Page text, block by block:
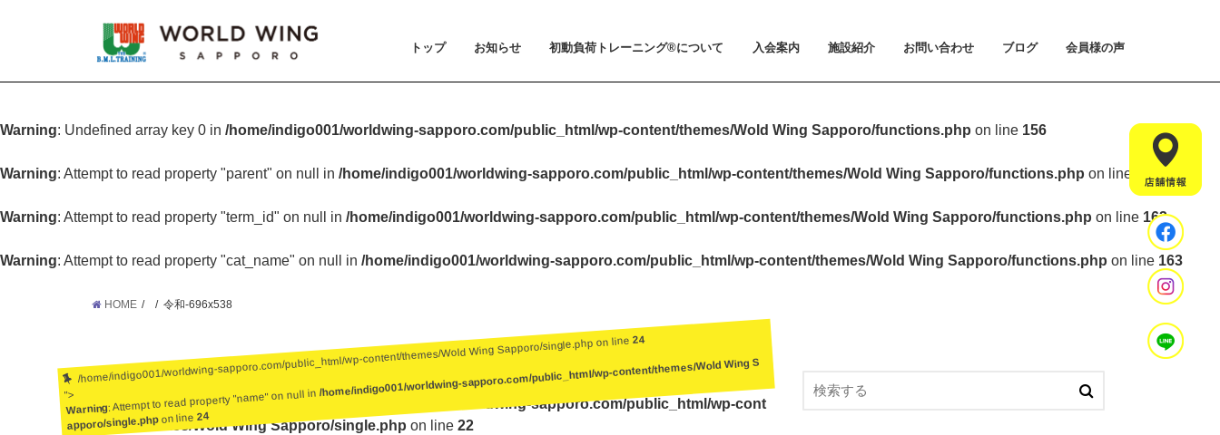
トップ お知らせ
お知らせ
メディア掲載
初動負荷トレーニング®について
初動負荷トレーニング®とは
小山 裕史博士のご紹介
BeMoLo®シューズについて
入会案内
入会案内
料金とお支払い方法について
体験会とトライアルプランについて
ビジター利用のご案内
会員規約
施設紹介
施設紹介
設置マシンのご紹介
アクセス
スタッフ紹介
お問い合わせ
お問い合わせ
入会手続きのご予約
体験会のご予約
見学・相談のご予約
よくあるご質問
ブログ 会員様の声
Warning: Undefined array key 0 in /home/indigo001/worldwing-sapporo.com/public_html/wp-content/themes/Wold Wing Sapporo/functions.php on line 156
Warning: Attempt to read property "parent" on null in /home/indigo001/worldwing-sapporo.com/public_html/wp-content/themes/Wold Wing Sapporo/functions.php on line 157
Warning: Attempt to read property "term_id" on null in /home/indigo001/worldwing-sapporo.com/public_html/wp-content/themes/Wold Wing Sapporo/functions.php on line 163
Warning: Attempt to read property "cat_name" on null in /home/indigo001/worldwing-sapporo.com/public_html/wp-content/themes/Wold Wing Sapporo/functions.php on line 163
HOME 令和-696x538
Warning: Undefined array key 0 in
/home/indigo001/worldwing-sapporo.com/public_html/wp-cont
ent/themes/Wold Wing Sapporo/single.php on line 22
/home/indigo001/worldwing-sapporo.com/public_html/wp-content/themes/Wold Wing Sapporo/single.php on line24
">
Warning: Attempt to read property "name" on null in
/home/indigo001/worldwing-sapporo.com/public_html/wp-content/themes/Wold Wing S
apporo/single.phpon line24